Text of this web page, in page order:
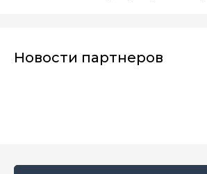
Новости партнеров